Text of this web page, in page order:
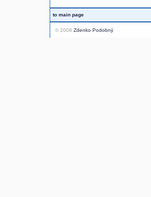
to main page
© 2008 Zdenko Podobný